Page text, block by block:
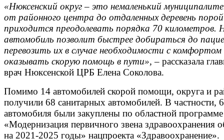
«Нюксенский округ – это немаленький
от районного центра до отдаленных деревень порой
приходится преодолевать порядка 70 километров.
автомобиль позволит быстрее добираться до
перевозить их в случае необходимости с комфортом
оказывать скорую помощь в пути», – рассказала
врач Нюксенской ЦРБ Елена Соколова.
Помимо 14 автомобилей скорой помощи, округа и
получили 68 санитарных автомобилей. В частности,
автомобиля были закуплены по областной программе
«Модернизация первичного звена здравоохранения
на 2021-2025 годы» нацпроекта «Здравоохранение».